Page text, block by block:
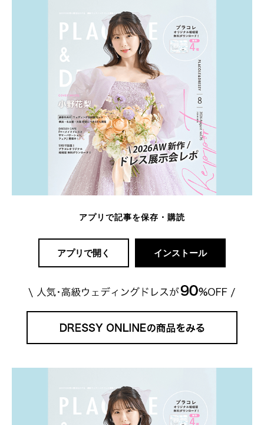
アプリで記事を保存・購読
アプリで開く インストール